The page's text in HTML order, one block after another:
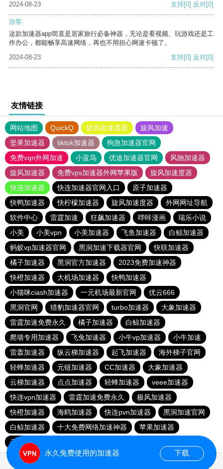
2024-08-23
支持[0] 反对[0]
游客
这款加速器app简直是居家旅行必备神器，无论是看视频、玩游戏还是工
作办公，都能畅享高速网络，再也不用担心网速卡顿了。
2024-08-23
支持[0] 反对[0]
友情链接
网站地图 QuickQ 旋风加速度器
旋风加速
坚果加速器
tiktok加速器
狗急加速器官网
免费vqn外网加速
小蓝鸟 优途加速器官网
风驰加速器
旋风加速器
免费vps加速器外网苹果版
旋风加速度器
快连加速器
快连加速器官网入口
原子加速器
快鸭加速器
快柠檬加速器 旋风加速度器
外网网址导航
软件中心
雷霆加速 狂飙加速器 哔咔漫画
瑞乐小说
小美
小美vpn 小美加速器 飞鱼加速器
白鲸加速器
蚂蚁vp加速器官网
黑洞加速下载器官网
快联加速器
橘子加速器
黑洞官方加速器
2023免费加速神器
快橙加速器
大机场加速器
快鸭加速器
小猫咪ciash加速器
一元机场最新官网
优云666
黑洞官网
猎豹加速器官网 turbo加速器
大象加速器
雷霆加速免费永久
橘子加速器
白鲸加速器
爬墙专用加速器
飞兔加速器 小牛vp加速器
小牛加速
雷轰加速器
纵云梯加速器 起飞加速器
海外梯子官网
轻蜂加速器
元链加速器 CC加速器
大象加速器
云梯加速器
点点加速器 轻蜂加速器
veee加速器
快连vρn加速器
雷霆加速免费永久
极风加速器
快橙加速器
海鸥加速器 快连pvn加速器
黑洞加速官网
白鲸加速器
十大免费网络加速神器
苹果加速器
元链加速器
永久免费使用的加速器 下载